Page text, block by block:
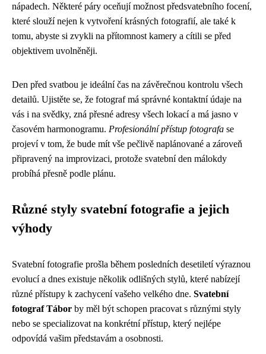
nápadech. Některé páry oceňují možnost předsvatebního focení,
které slouží nejen k vytvoření krásných fotografií, ale také k
tomu, abyste si zvykli na přítomnost kamery a cítili se před
objektivem uvolněněji.
Den před svatbou je ideální čas na závěrečnou kontrolu všech
detailů. Ujistěte se, že fotograf má správné kontaktní údaje na
vás i na svědky, zná přesné adresy všech lokací a má jasno v
časovém harmonogramu. Profesionální přístup fotografa se
projeví v tom, že bude mít vše pečlivě naplánované a zároveň
připravený na improvizaci, protože svatební den málokdy
probíhá přesně podle plánu.
Různé styly svatební fotografie a jejich
výhody
Svatební fotografie prošla během posledních desetiletí výraznou
evolucí a dnes existuje několik odlišných stylů, které nabízejí
různé přístupy k zachycení vašeho velkého dne. Svatební
fotograf Tábor by měl být schopen pracovat s různými styly
nebo se specializovat na konkrétní přístup, který nejlépe
odpovídá vašim představám a osobnosti.